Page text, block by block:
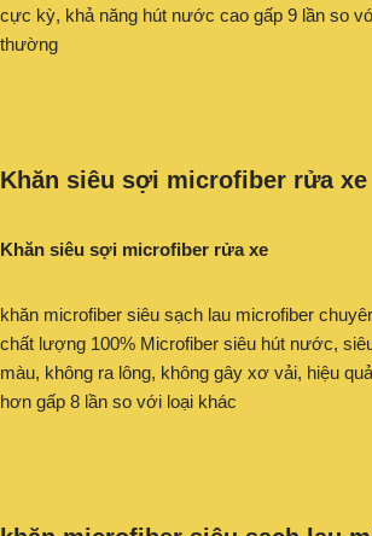
cực kỳ, khả năng hút nước cao gấp 9 lần so
thường
Khăn siêu sợi microfiber rửa xe
Khăn siêu sợi microfiber rửa xe
khăn microfiber siêu sạch lau microfiber
chất lượng 100% Microfiber siêu hút nước,
màu, không ra lông, không gây xơ vải, hiệu
hơn gấp 8 lần so với loại khác